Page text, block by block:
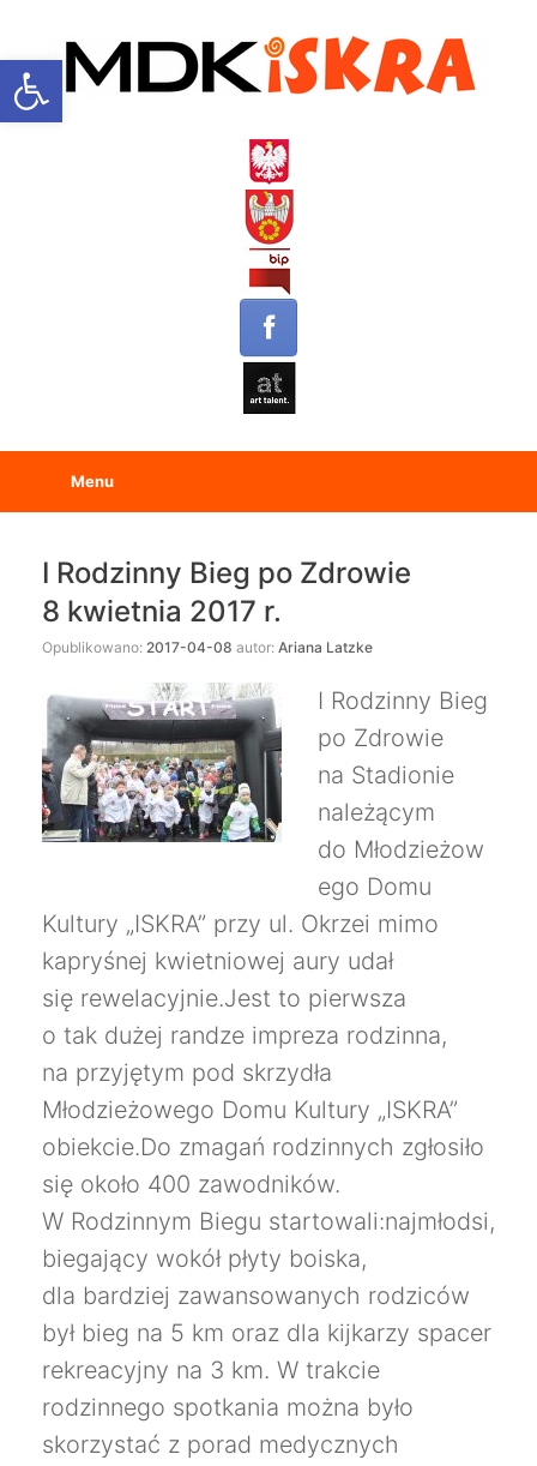
Open toolbar
Menu
I Rodzinny Bieg po Zdrowie
8 kwietnia 2017 r.
Opublikowano: 2017-04-08 autor: Ariana Latzke
I Rodzinny Bieg
po Zdrowie
na Stadionie
należącym
do Młodzieżow
ego Domu
Kultury „ISKRA” przy ul. Okrzei mimo
kapryśnej kwietniowej aury udał
się rewelacyjnie.Jest to pierwsza
o tak dużej randze impreza rodzinna,
na przyjętym pod skrzydła
Młodzieżowego Domu Kultury „ISKRA”
obiekcie.Do zmagań rodzinnych zgłosiło
się około 400 zawodników.
W Rodzinnym Biegu startowali:najmłodsi,
biegający wokół płyty boiska,
dla bardziej zawansowanych rodziców
był bieg na 5 km oraz dla kijkarzy spacer
rekreacyjny na 3 km. W trakcie
rodzinnego spotkania można było
skorzystać z porad medycznych